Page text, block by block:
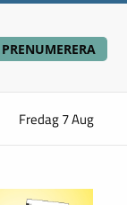
PRENUMERERA
Fredag 7 Aug